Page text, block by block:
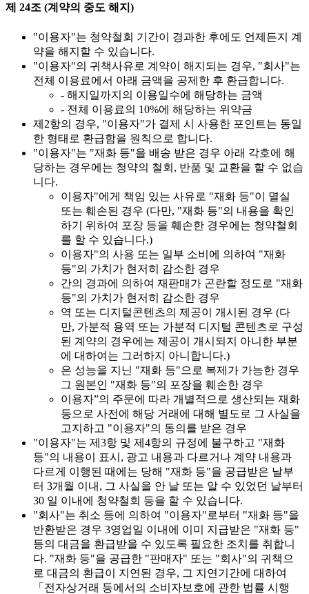
제 24조 (계약의 중도 해지)
"이용자"는 청약철회 기간이 경과한 후에도 언제든지 계
약을 해지할 수 있습니다.
"이용자"의 귀책사유로 계약이 해지되는 경우, "회사"는
전체 이용료에서 아래 금액을 공제한 후 환급합니다.
- 해지일까지의 이용일수에 해당하는 금액
- 전체 이용료의 10%에 해당하는 위약금
제2항의 경우, "이용자"가 결제 시 사용한 포인트는 동일
한 형태로 환급함을 원칙으로 합니다.
"이용자"는 "재화 등"을 배송 받은 경우 아래 각호에 해
당하는 경우에는 청약의 철회, 반품 및 교환을 할 수 없습
니다.
이용자"에게 책임 있는 사유로 "재화 등"이 멸실
또는 훼손된 경우 (다만, "재화 등"의 내용을 확인
하기 위하여 포장 등을 훼손한 경우에는 청약철회
를 할 수 있습니다.)
이용자"의 사용 또는 일부 소비에 의하여 "재화
등"의 가치가 현저히 감소한 경우
간의 경과에 의하여 재판매가 곤란할 정도로 "재화
등"의 가치가 현저히 감소한 경우
역 또는 디지털콘텐츠의 제공이 개시된 경우 (다
만, 가분적 용역 또는 가분적 디지털 콘텐츠로 구성
된 계약의 경우에는 제공이 개시되지 아니한 부분
에 대하여는 그러하지 아니합니다.)
은 성능을 지닌 "재화 등"으로 복제가 가능한 경우
그 원본인 "재화 등"의 포장을 훼손한 경우
이용자”의 주문에 따라 개별적으로 생산되는 재화
등으로 사전에 해당 거래에 대해 별도로 그 사실을
고지하고 "이용자"의 동의를 받은 경우
"이용자"는 제3항 및 제4항의 규정에 불구하고 "재화
등"의 내용이 표시, 광고 내용과 다르거나 계약 내용과
다르게 이행된 때에는 당해 "재화 등"을 공급받은 날부
터 3개월 이내, 그 사실을 안 날 또는 알 수 있었던 날부터
30 일 이내에 청약철회 등을 할 수 있습니다.
"회사"는 취소 등에 의하여 "이용자"로부터 "재화 등"을
반환받은 경우 3영업일 이내에 이미 지급받은 "재화 등"
등의 대금을 환급받을 수 있도록 필요한 조치를 취합니
다. "재화 등"을 공급한 "판매자" 또는 "회사"의 귀책으
로 대금의 환급이 지연된 경우, 그 지연기간에 대하여
「전자상거래 등에서의 소비자보호에 관한 법률 시행